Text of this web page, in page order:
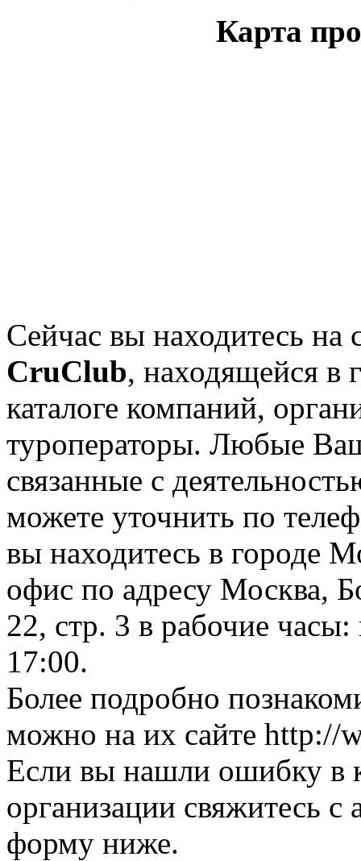
Карта
Сейчас вы находитесь на
CruClub, находящейся в
каталоге компаний,
туроператоры. Любые
связанные с
можете уточнить по
вы находитесь в городе
офис по адресу Москва,
22, стр. 3 в рабочие
17:00.
Более подробно
можно на их сайте http://
Если вы нашли ошибку в
организации свяжитесь
форму ниже.